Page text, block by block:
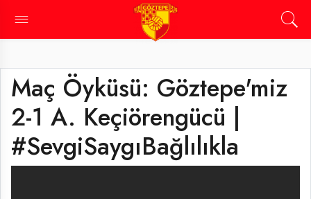
Maç Öyküsü: Göztepe'miz
2-1 A. Keçiörengücü |
#SevgiSaygıBağlılıkla